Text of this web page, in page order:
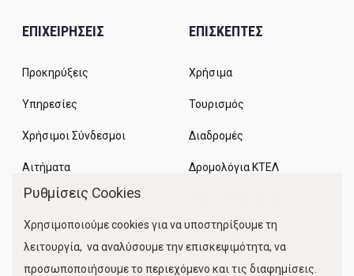
ΕΠΙΧΕΙΡΗΣΕΙΣ
Προκηρύξεις
Υπηρεσίες
Χρήσιμοι Σύνδεσμοι
Αιτήματα
ΕΠΙΣΚΕΠΤΕΣ
Χρήσιμα
Τουρισμός
Διαδρομές
Δρομολόγια ΚΤΕΛ
Κίνηση Λιμένος
Ρυθμίσεις Cookies
Χρησιμοποιούμε cookies για να υποστηρίξουμε τη
λειτουργία, να αναλύσουμε την επισκεψιμότητα, να
προσωποποιήσουμε το περιεχόμενο και τις διαφημίσεις.